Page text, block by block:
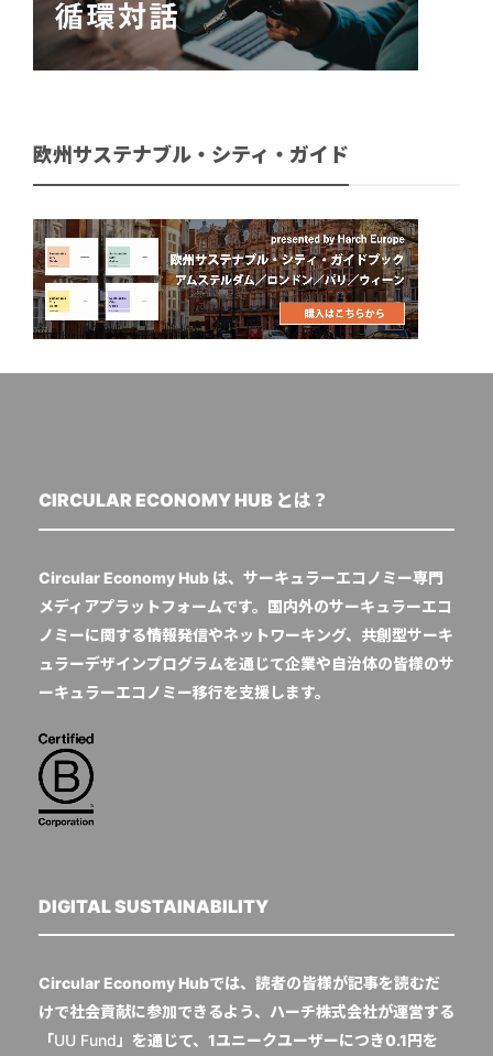
欧州サステナブル・シティ・ガイド
CIRCULAR ECONOMY HUB とは？
Circular Economy Hub は、サーキュラーエコノミー専門
メディアプラットフォームです。国内外のサーキュラーエコ
ノミーに関する情報発信やネットワーキング、共創型サーキ
ュラーデザインプログラムを通じて企業や自治体の皆様のサ
ーキュラーエコノミー移行を支援します。
DIGITAL SUSTAINABILITY
Circular Economy Hubでは、読者の皆様が記事を読むだ
けで社会貢献に参加できるよう、ハーチ株式会社が運営する
「UU Fund 」を通じて、1ユニークユーザーにつき0.1円を